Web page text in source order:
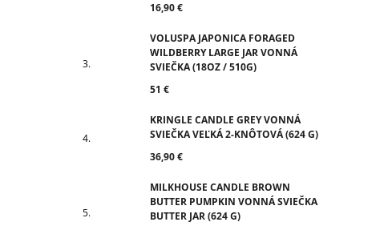
16,90 €
VOLUSPA JAPONICA FORAGED
WILDBERRY LARGE JAR VONNÁ
SVIEČKA (18OZ / 510G)
51 €
KRINGLE CANDLE GREY VONNÁ
SVIEČKA VEĽKÁ 2-KNÔTOVÁ (624 G)
36,90 €
MILKHOUSE CANDLE BROWN
BUTTER PUMPKIN VONNÁ SVIEČKA
BUTTER JAR (624 G)